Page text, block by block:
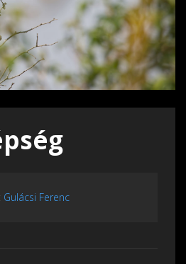
Gulácsi Ferenc